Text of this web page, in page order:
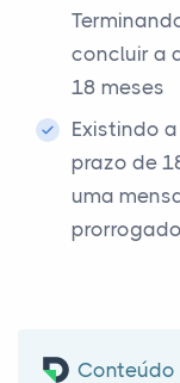
concluir a
18 meses
Existindo
prazo de
uma